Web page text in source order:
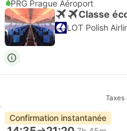
PRG Prague Aéroport
Classe
LOT Polish
Taxes
Confirmation instantanée